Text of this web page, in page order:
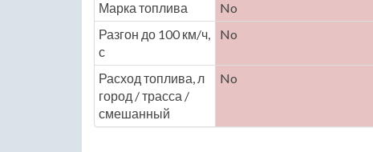
Марка топлива No
Разгон до 100 км/ч,
с
No
Расход топлива, л
город / трасса /
смешанный
No